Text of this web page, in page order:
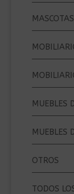
MUEBLES
MUEBLES
OTROS
TODOS